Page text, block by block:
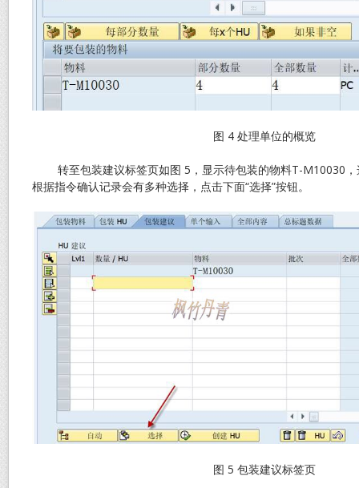
图 4 处理单位的概览
转至包装建议标签页如图 5，显示待包装的物料T-M10030，
根据指令确认记录会有多种选择，点击下面“选择”按钮。
图 5 包装建议标签页